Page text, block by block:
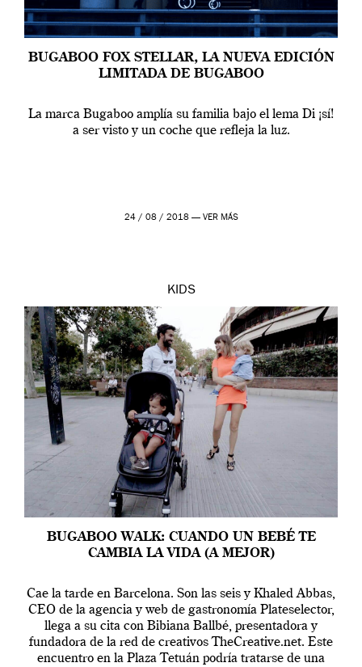
BUGABOO FOX STELLAR, LA NUEVA EDICIÓN
LIMITADA DE BUGABOO
La marca Bugaboo amplía su familia bajo el lema Di ¡sí!
a ser visto y un coche que refleja la luz.
24 / 08 / 2018 — VER MÁS
KIDS
BUGABOO WALK: CUANDO UN BEBÉ TE
CAMBIA LA VIDA (A MEJOR)
Cae la tarde en Barcelona. Son las seis y Khaled Abbas,
CEO de la agencia y web de gastronomía Plateselector,
llega a su cita con Bibiana Ballbé, presentadora y
fundadora de la red de creativos TheCreative.net. Este
encuentro en la Plaza Tetuán podría tratarse de una